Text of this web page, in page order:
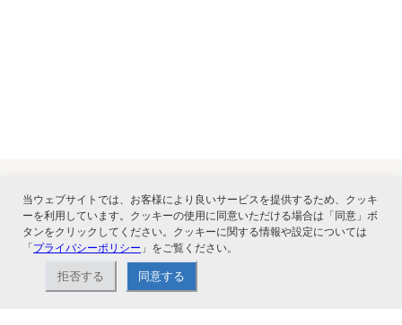
関連サービス
当ウェブサイトでは、お客様により良いサービスを提供するため、クッキ
ーを利用しています。クッキーの使用に同意いただける場合は「同意」ボ
タンをクリックしてください。クッキーに関する情報や設定については
「プライバシーポリシー 」をご覧ください。
拒否する 同意する